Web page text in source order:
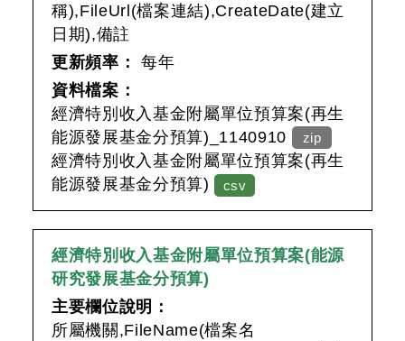
稱),FileUrl(檔案連結),CreateDate(建立
日期),備註
更新頻率：
每年
資料檔案：
經濟特別收入基金附屬單位預算案(再生
能源發展基金分預算)_1140910
zip
經濟特別收入基金附屬單位預算案(再生
能源發展基金分預算)
csv
經濟特別收入基金附屬單位預算案(能源
研究發展基金分預算)
主要欄位說明：
所屬機關,FileName(檔案名